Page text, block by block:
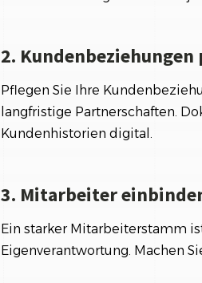
2.
Pflegen Sie Ihre
langfristige Partnerschaften.
Kundenhistorien digital.
3. Mitarbeiter
Ein starker Mitarbeiterstamm
Eigenverantwortung. Machen